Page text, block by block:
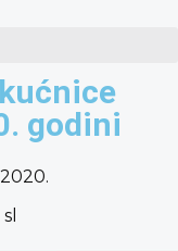
godini